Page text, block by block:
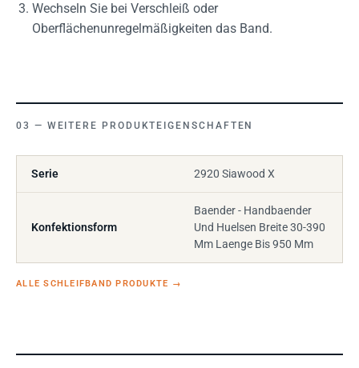
Wechseln Sie bei Verschleiß oder
Oberflächenunregelmäßigkeiten das Band.
WEITERE PRODUKTEIGENSCHAFTEN
Serie 2920 Siawood X
Konfektionsform
Baender - Handbaender
Und Huelsen Breite 30-390
Mm Laenge Bis 950 Mm
ALLE SCHLEIFBAND PRODUKTE →